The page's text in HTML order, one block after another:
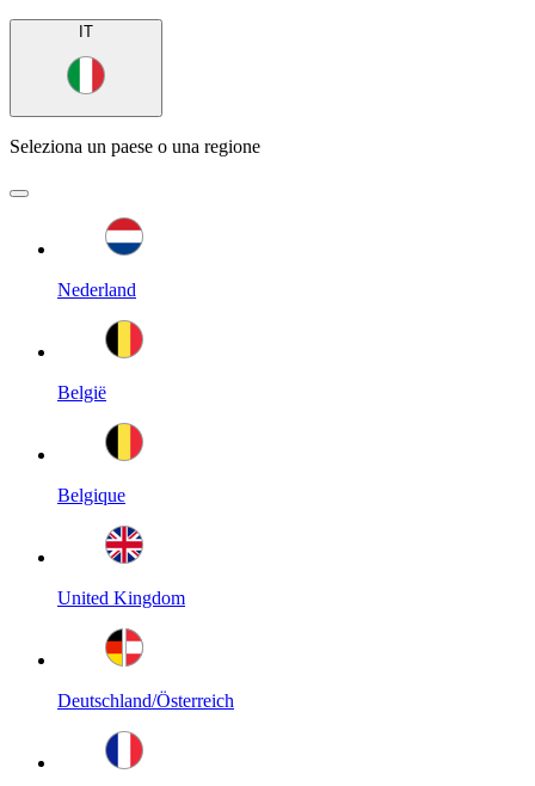
IT
Seleziona un paese o una regione
Nederland
België
Belgique
United Kingdom
Deutschland/Österreich